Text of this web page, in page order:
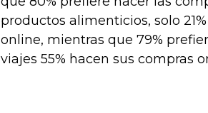
productos alimenticios, solo
online, mientras que 79%
viajes 55% hacen sus compras